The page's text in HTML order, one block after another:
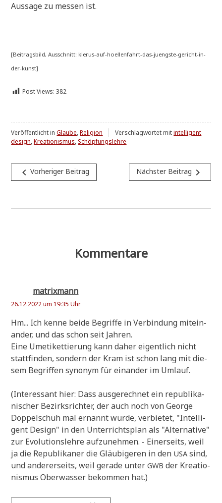
Aus­sa­ge zu mes­sen ist.
[Bei­trags­bild, Aus­schnitt: klerus-auf-hoellenfahrt-das-juengste-gericht-in-
der-kunst]
Post Views: 382
Veröffentlicht inGlaube,Religion Verschlagwortet mitintelligent
design,Kreationismus,Schöpfungslehre
Beitragsnavigation
navigate_beforeVorheriger Beitrag Nächster Beitrag navigate_next
Kommentare
matrixmann
26.12.2022 um 19:35 Uhr
Hm... Ich ken­ne bei­de Begrif­fe in Ver­bin­dung mit­ein­
an­der, und das schon seit Jahren.
Eine Umeti­ket­tie­rung kann daher eigent­lich nicht
statt­fin­den, son­dern der Kram ist schon lang mit die­
sem Begrif­fen syn­onym für ein­an­der im Umlauf.
(Inter­es­sant hier: Dass aus­ge­rech­net ein repu­bli­ka­
ni­scher Bezirks­rich­ter, der auch noch von Geor­ge
Dop­pel­schuh mal ernannt wur­de, ver­bie­tet, "Intel­li­
gent Design" in den Unter­richts­plan als "Alter­na­ti­ve"
zur Evo­lu­ti­ons­leh­re auf­zu­neh­men. - Einer­seits, weil
ja die Repu­bli­ka­ner die Gläu­bi­ge­ren in den USA sind,
und ande­rer­seits, weil gera­de unterGWB der Krea­tio­
nis­mus Ober­was­ser bekom­men hat.)